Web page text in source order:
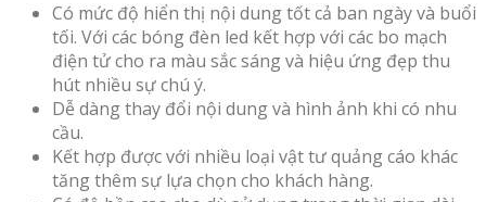
Có mức độ hiển thị nội dung tốt cả ban ngày và buổi
tối. Với các bóng đèn led kết hợp với các bo mạch
điện tử cho ra màu sắc sáng và hiệu ứng đẹp thu
hút nhiều sự chú ý.
Dễ dàng thay đổi nội dung và hình ảnh khi có nhu
cầu.
Kết hợp được với nhiều loại vật tư quảng cáo khác
tăng thêm sự lựa chọn cho khách hàng.